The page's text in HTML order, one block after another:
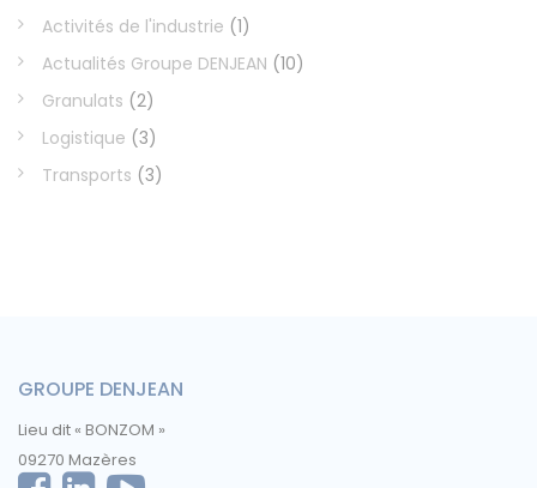
Activités de l'industrie (1)
Actualités Groupe DENJEAN (10)
Granulats (2)
Logistique (3)
Transports (3)
GROUPE DENJEAN
Lieu dit « BONZOM »
09270 Mazères